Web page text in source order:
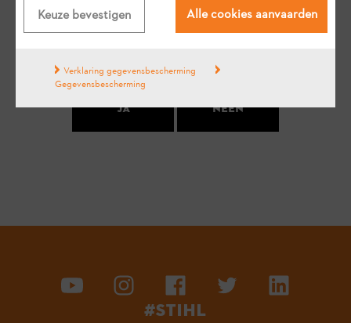
Heeft het antwoord
Ja Neen
#STIHL
Keuze bevestigen Alle cookies aanvaarden
Verklaring gegevensbescherming
Gegevensbescherming